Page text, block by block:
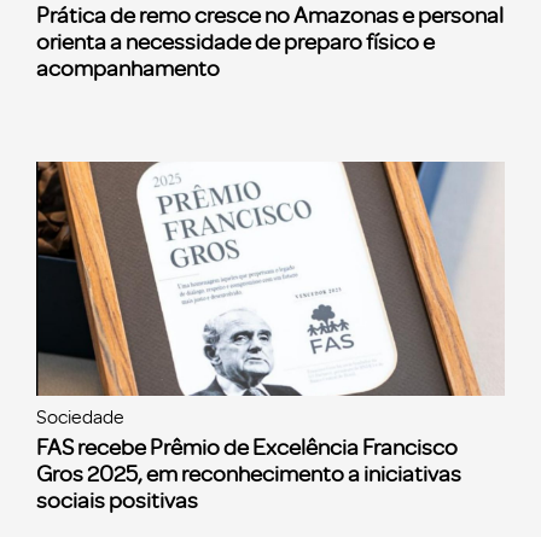
Prática de remo cresce no Amazonas e personal
orienta a necessidade de preparo físico e
acompanhamento
Sociedade
FAS recebe Prêmio de Excelência Francisco
Gros 2025, em reconhecimento a iniciativas
sociais positivas